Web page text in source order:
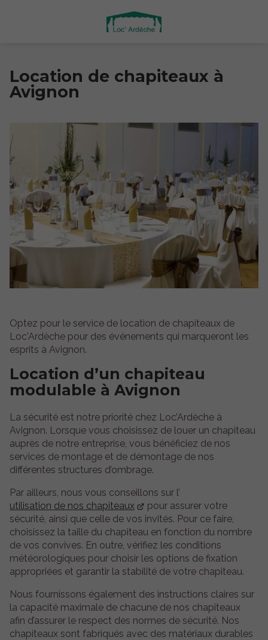
Location de chapiteaux à
Avignon
Optez pour le service de location de chapiteaux de
Loc'Ardèche pour des événements qui marqueront les
esprits à Avignon.
Location d’un chapiteau
modulable à Avignon
La sécurité est notre priorité chez Loc’Ardèche à
Avignon. Lorsque vous choisissez de louer un chapiteau
auprès de notre entreprise, vous bénéficiez de nos
services de montage et de démontage de nos
différentes structures d’ombrage.
Par ailleurs, nous vous conseillons sur l’
utilisation de nos chapiteaux
pour assurer votre
sécurité, ainsi que celle de vos invités. Pour ce faire,
choisissez la taille du chapiteau en fonction du nombre
de vos convives. En outre, vérifiez les conditions
météorologiques pour choisir les options de fixation
appropriées et garantir la stabilité de votre chapiteau.
Nous fournissons également des instructions claires sur
la capacité maximale de chacune de nos chapiteaux
afin d’assurer le respect des normes de sécurité. Nos
chapiteaux sont fabriqués avec des matériaux durables